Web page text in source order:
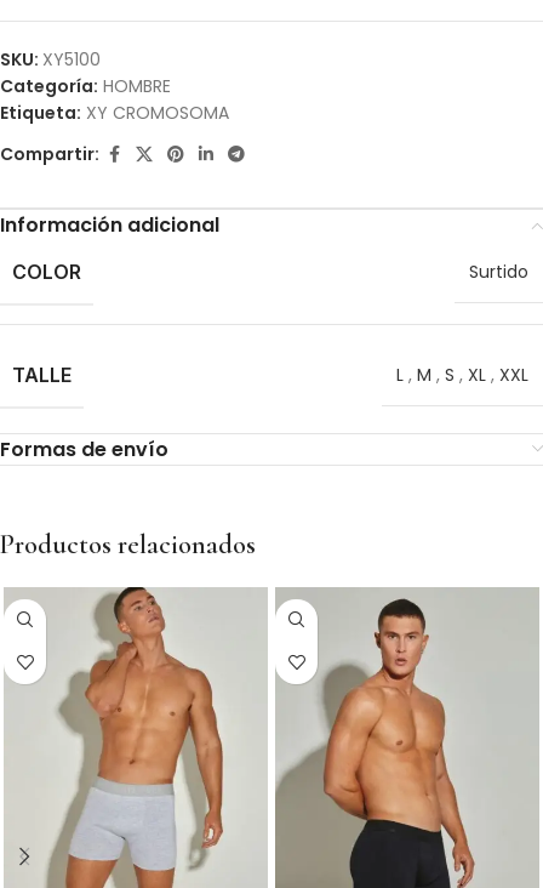
SKU: XY5100
Categoría: HOMBRE
Etiqueta: XY CROMOSOMA
Compartir:
Información adicional
COLOR Surtido
TALLE L , M , S , XL , XXL
Formas de envío
Productos relacionados